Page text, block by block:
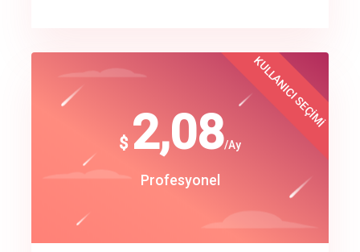
crm auto cync
track energy costs
$ 2,08/Ay
Profesyonel
KULLANICI SEÇİMİ
$
180
Start Up
Best Choice